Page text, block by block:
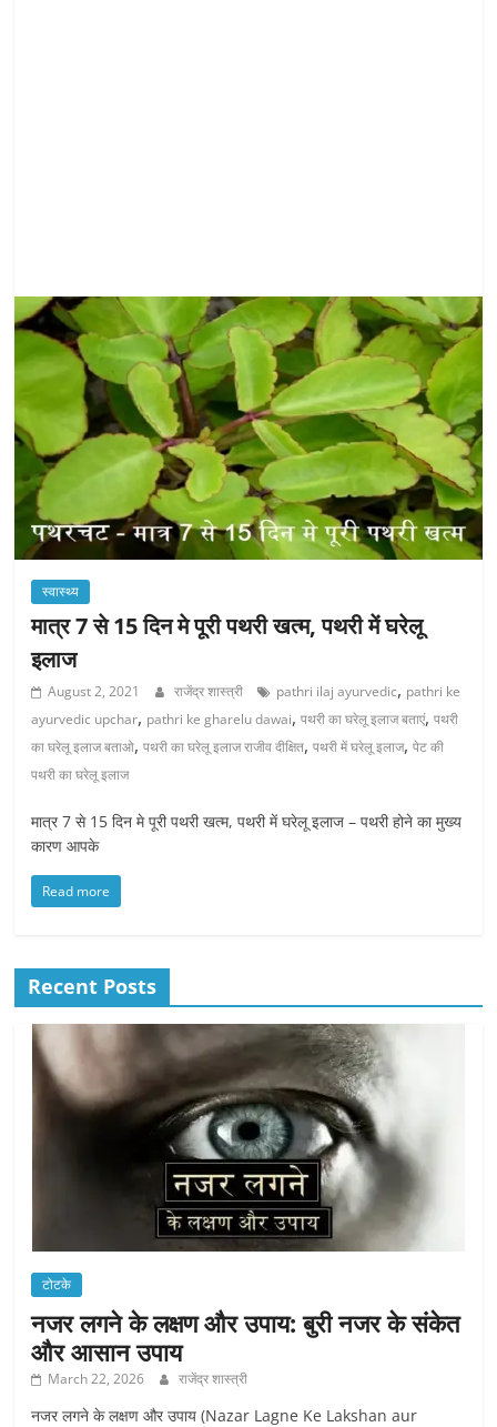
स्वास्थ्य
मात्र 7 से 15 दिन मे पूरी पथरी खत्म, पथरी में घरेलू
इलाज
August 2, 2021 राजेंद्र शास्त्री pathri ilaj ayurvedic, pathri ke
ayurvedic upchar, pathri ke gharelu dawai,पथरी का घरेलू इलाज बताएं,पथरी
का घरेलू इलाज बताओ,पथरी का घरेलू इलाज राजीव दीक्षित,पथरी में घरेलू इलाज,पेट की
पथरी का घरेलू इलाज
मात्र 7 से 15 दिन मे पूरी पथरी खत्म, पथरी में घरेलू इलाज – पथरी होने का मुख्य
कारण आपके
Read more
Recent Posts
टोटके
नजर लगने के लक्षण और उपाय: बुरी नजर के संकेत
और आसान उपाय
March 22, 2026 राजेंद्र शास्त्री
नजर लगने के लक्षण और उपाय (Nazar Lagne Ke Lakshan aur